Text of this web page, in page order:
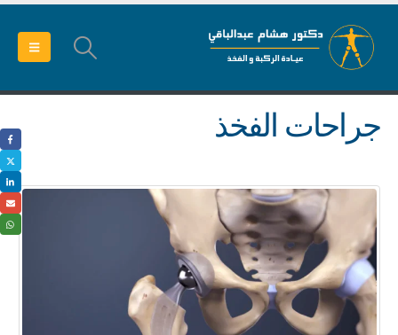
جراحات الفخذ